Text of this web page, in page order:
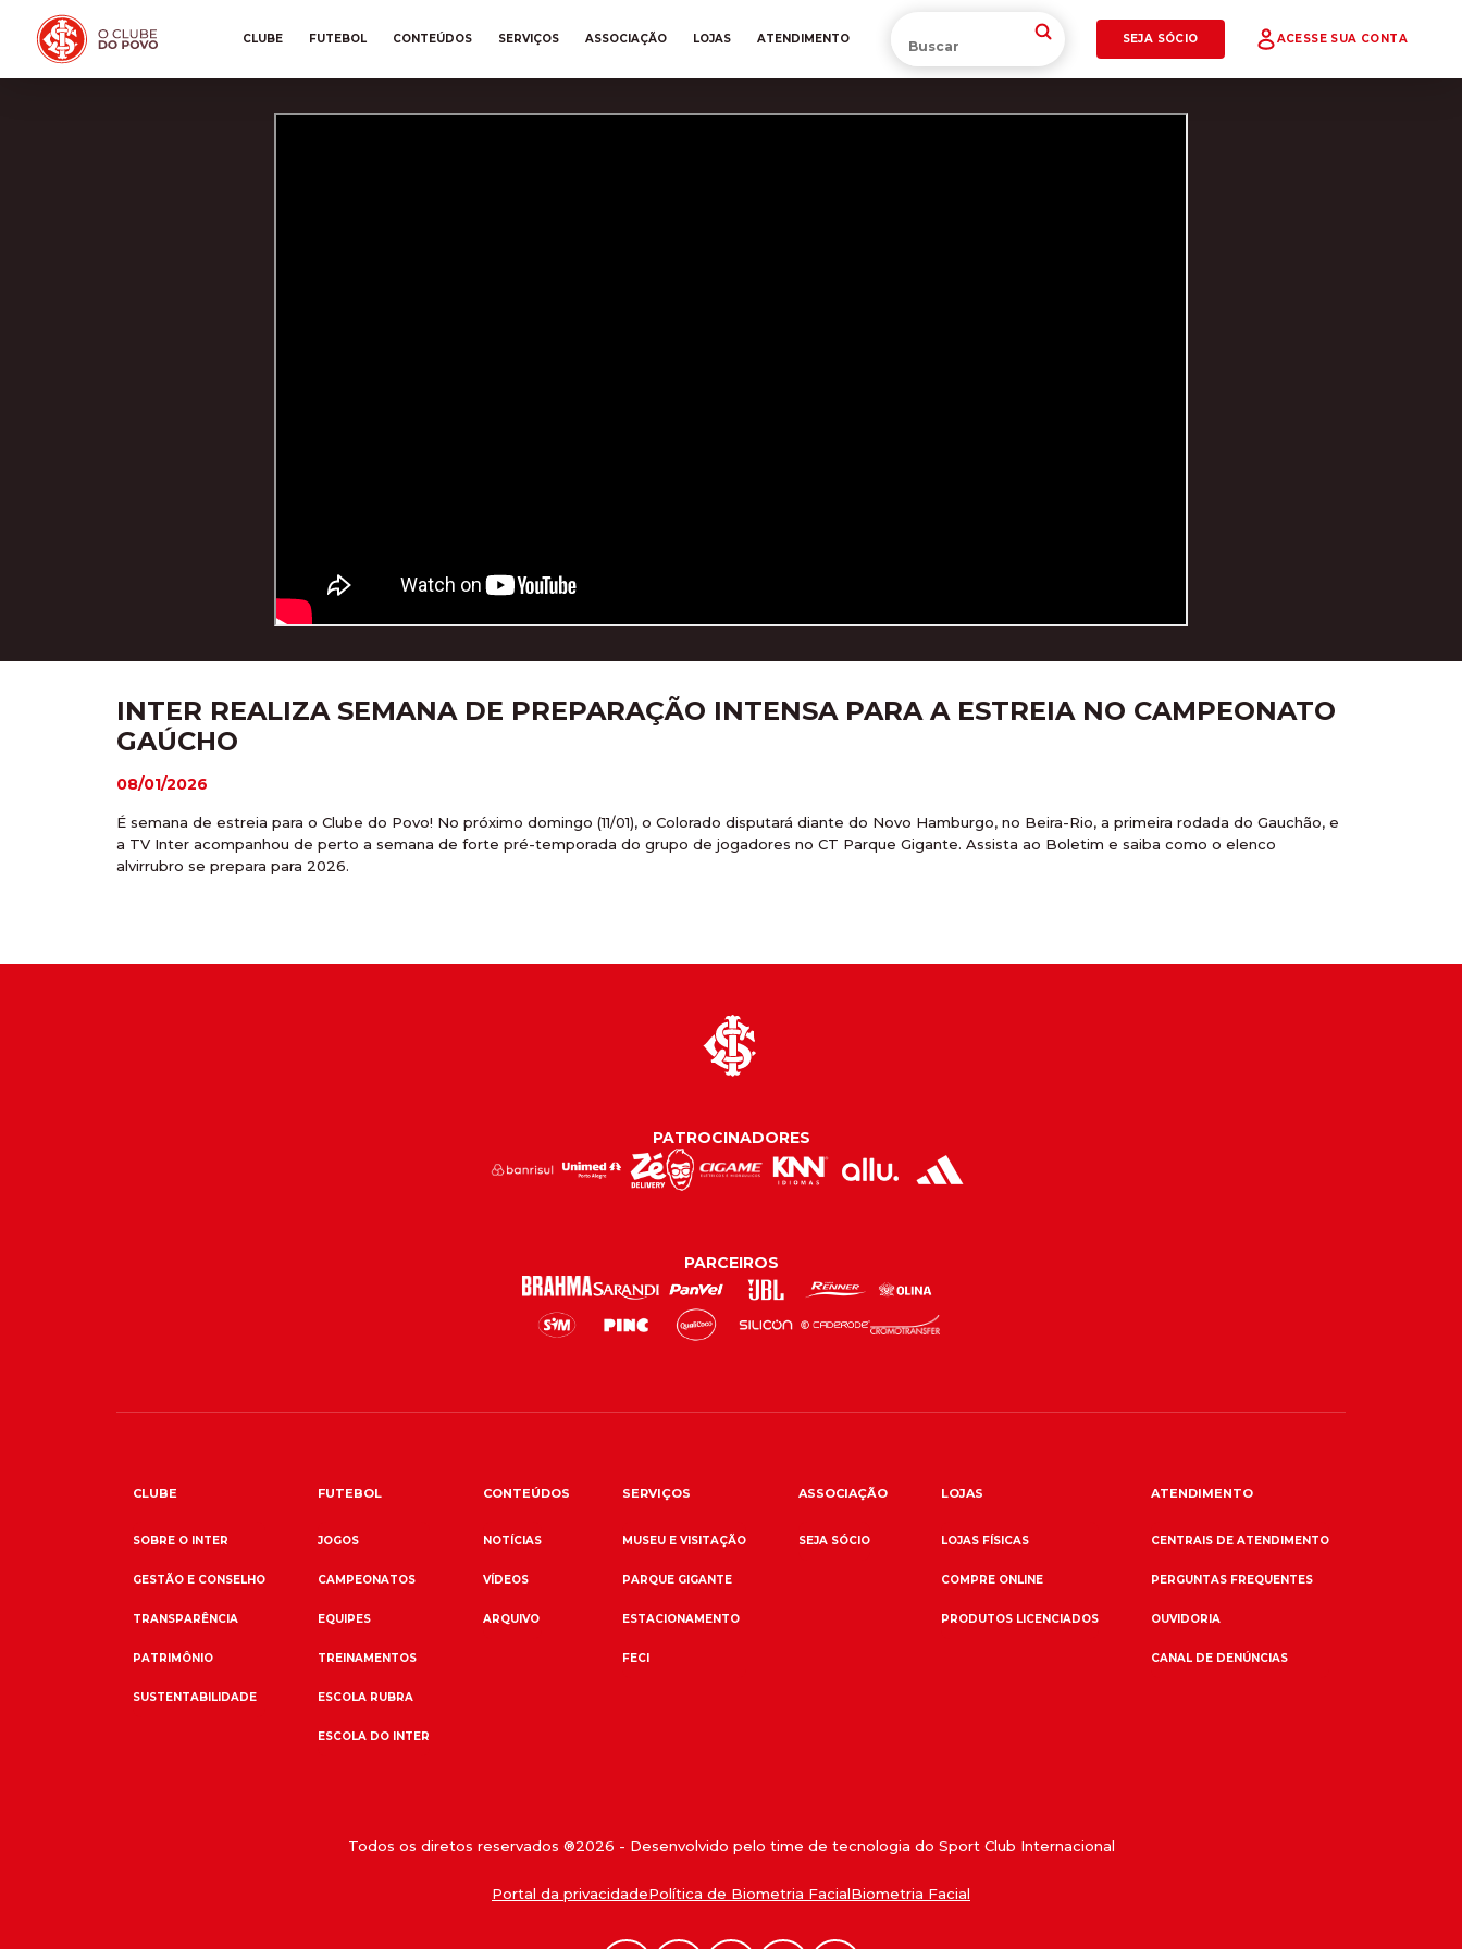
CLUBE FUTEBOL CONTEÚDOS SERVIÇOS ASSOCIAÇÃO LOJAS ATENDIMENTO SEJA SÓCIO ACESSE SUA CONTA
INTER REALIZA SEMANA DE PREPARAÇÃO INTENSA PARA A ESTREIA NO CAMPEONATO
GAÚCHO
08/01/2026
É semana de estreia para o Clube do Povo! No próximo domingo (11/01), o Colorado disputará diante do Novo Hamburgo, no Beira-Rio, a primeira rodada do Gauchão, e
a TV Inter acompanhou de perto a semana de forte pré-temporada do grupo de jogadores no CT Parque Gigante. Assista ao Boletim e saiba como o elenco
alvirrubro se prepara para 2026.
PATROCINADORES
PARCEIROS
CLUBE
SOBRE O INTER
GESTÃO E CONSELHO
TRANSPARÊNCIA
PATRIMÔNIO
SUSTENTABILIDADE
FUTEBOL
JOGOS
CAMPEONATOS
EQUIPES
TREINAMENTOS
ESCOLA RUBRA
ESCOLA DO INTER
CONTEÚDOS
NOTÍCIAS
VÍDEOS
ARQUIVO
SERVIÇOS
MUSEU E VISITAÇÃO
PARQUE GIGANTE
ESTACIONAMENTO
FECI
ASSOCIAÇÃO
SEJA SÓCIO
LOJAS
LOJAS FÍSICAS
COMPRE ONLINE
PRODUTOS LICENCIADOS
ATENDIMENTO
CENTRAIS DE ATENDIMENTO
PERGUNTAS FREQUENTES
OUVIDORIA
CANAL DE DENÚNCIAS
Todos os diretos reservados ®2026 - Desenvolvido pelo time de tecnologia do Sport Club Internacional
Portal da privacidadePolítica de Biometria FacialBiometria Facial